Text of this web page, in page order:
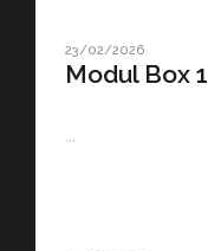
23/02/2026
Modul Box 1
...